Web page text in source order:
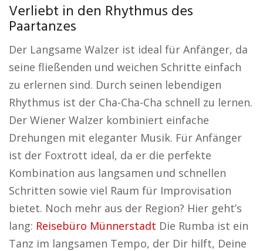
Verliebt in den Rhythmus des
Paartanzes
Der Langsame Walzer ist ideal für Anfänger, da
seine fließenden und weichen Schritte einfach
zu erlernen sind. Durch seinen lebendigen
Rhythmus ist der Cha-Cha-Cha schnell zu lernen.
Der Wiener Walzer kombiniert einfache
Drehungen mit eleganter Musik. Für Anfänger
ist der Foxtrott ideal, da er die perfekte
Kombination aus langsamen und schnellen
Schritten sowie viel Raum für Improvisation
bietet. Noch mehr aus der Region? Hier geht’s
lang: Reisebüro Münnerstadt Die Rumba ist ein
Tanz im langsamen Tempo, der Dir hilft, Deine